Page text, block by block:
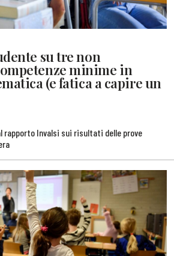
su tre non
minime in
(e fatica a capire un
rapporto Invalsi sui risultati delle prove